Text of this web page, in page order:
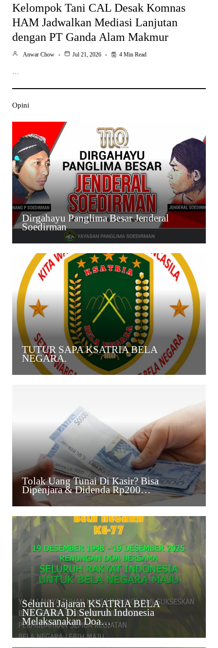
Kelompok Tani CAL Desak Komnas
HAM Jadwalkan Mediasi Lanjutan
dengan PT Ganda Alam Makmur
Anwar Chow Jul 21, 2026 4 Min Read
…
Opini
Dirgahayu Panglima Besar Jenderal
Soedirman
TUTUR SAPA KSATRIA BELA
NEGARA.
Tolak Uang Tunai Di Kasir? Bisa
Dipenjara & Didenda Rp200…
Seluruh Jajaran KSATRIA BELA
NEGARA Di Seluruh Indonesia
Melaksanakan Doa…